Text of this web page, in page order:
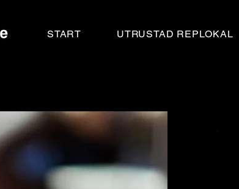
START UTRUSTAD REPLOKAL